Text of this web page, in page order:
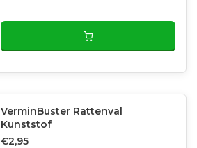
VerminBuster Rattenval
Kunststof
€2,95